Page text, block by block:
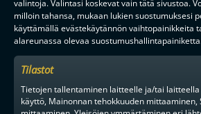
valintoja. Valintasi koskevat vain tätä sivustoa.
milloin tahansa, mukaan lukien suostumuksesi
käyttämällä evästekäytännön vaihtopainikkeita
alareunassa olevaa
Tilastot
Tietojen tallentaminen laitteelle ja/tai
käyttö, Mainonnan tehokkuuden mittaaminen,
Saat kirjeen noin kerran kuukaudessa F-
ratkaisuhetkiin asti.